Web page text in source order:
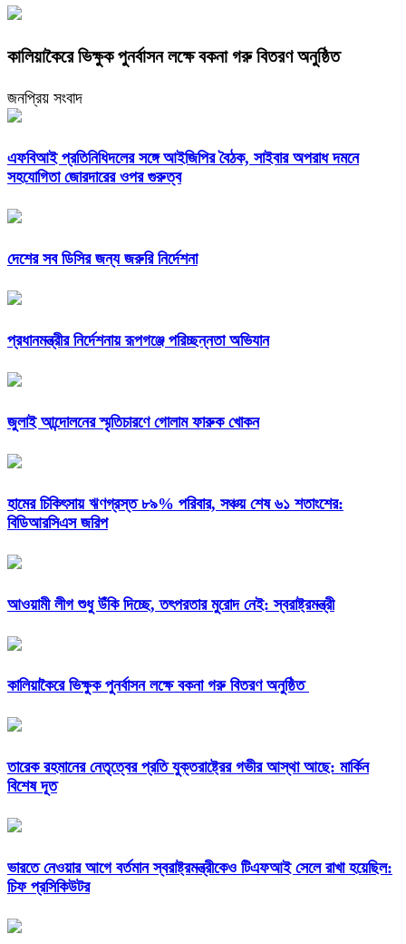
কালিয়াকৈরে ভিক্ষুক পুনর্বাসন লক্ষে বকনা গরু বিতরণ অনুষ্ঠিত
জনপ্রিয় সংবাদ
এফবিআই প্রতিনিধিদলের সঙ্গে আইজিপির বৈঠক, সাইবার অপরাধ দমনে
সহযোগিতা জোরদারের ওপর গুরুত্ব
দেশের সব ডিসির জন্য জরুরি নির্দেশনা
প্রধানমন্ত্রীর নির্দেশনায় রূপগঞ্জে পরিচ্ছন্নতা অভিযান
জুলাই আন্দোলনের স্মৃতিচারণে গোলাম ফারুক খোকন
হামের চিকিৎসায় ঋণগ্রস্ত ৮৯% পরিবার, সঞ্চয় শেষ ৬১ শতাংশের:
বিডিআরসিএস জরিপ
আওয়ামী লীগ শুধু উঁকি দিচ্ছে, তৎপরতার মুরোদ নেই: স্বরাষ্ট্রমন্ত্রী
কালিয়াকৈরে ভিক্ষুক পুনর্বাসন লক্ষে বকনা গরু বিতরণ অনুষ্ঠিত
তারেক রহমানের নেতৃত্বের প্রতি যুক্তরাষ্ট্রের গভীর আস্থা আছে: মার্কিন
বিশেষ দূত
ভারতে নেওয়ার আগে বর্তমান স্বরাষ্ট্রমন্ত্রীকেও টিএফআই সেলে রাখা হয়েছিল:
চিফ প্রসিকিউটর